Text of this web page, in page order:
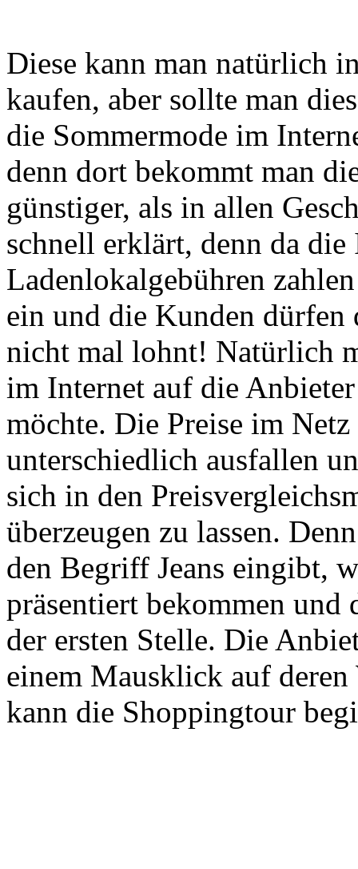
Diese kann man natürlich
kaufen, aber sollte man
die Sommermode im
denn dort bekommt man
günstiger, als in allen
schnell erklärt, denn da die
Ladenlokalgebühren
ein und die Kunden dürfen
nicht mal lohnt! Natürlich
im Internet auf die
möchte. Die Preise im
unterschiedlich ausfallen
sich in den
überzeugen zu lassen.
den Begriff Jeans eingibt,
präsentiert bekommen und
der ersten Stelle. Die
einem Mausklick auf deren
kann die Shoppingtour